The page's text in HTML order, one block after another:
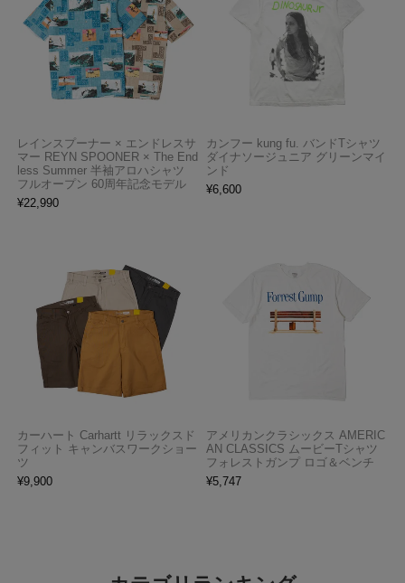
レインスプーナー × エンドレスサ
マー REYN SPOONER × The End
less Summer 半袖アロハシャツ
フルオープン 60周年記念モデル
¥22,990
カンフー kung fu. バンドTシャツ
ダイナソージュニア グリーンマイ
ンド
¥6,600
カーハート Carhartt リラックスド
フィット キャンバスワークショー
ツ
¥9,900
アメリカンクラシックス AMERIC
AN CLASSICS ムービーTシャツ
フォレストガンプ ロゴ＆ベンチ
¥5,747